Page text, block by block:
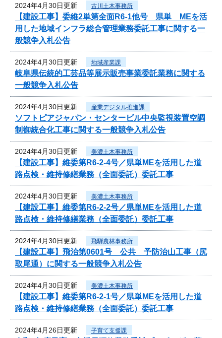
2024年4月30日更新 古川土木事務所
【建設工事】委維2単第全面R6-1他号 県単 MEを活
用した地域インフラ総合管理業務委託工事に関する一
般競争入札公告
2024年4月30日更新 地域産業課
岐阜県伝統的工芸品等展示販売事業委託業務に関する
一般競争入札公告
2024年4月30日更新 産業デジタル推進課
ソフトピアジャパン・センタービル中央監視装置空調
制御統合化工事に関する一般競争入札公告
2024年4月30日更新 美濃土木事務所
【建設工事】維委第R6-2-4号／県単MEを活用した道
路点検・維持修繕業務（全面委託）委託工事
2024年4月30日更新 美濃土木事務所
【建設工事】維委第R6-2-2号／県単MEを活用した道
路点検・維持修繕業務（全面委託）委託工事
2024年4月30日更新 飛騨農林事務所
【建設工事】飛治第0601号 公共 予防治山工事（尻
取尾通）に関する一般競争入札公告
2024年4月30日更新 美濃土木事務所
【建設工事】維委第R6-2-1号／県単MEを活用した道
路点検・維持修繕業務（全面委託）委託工事
2024年4月26日更新 子育て支援課